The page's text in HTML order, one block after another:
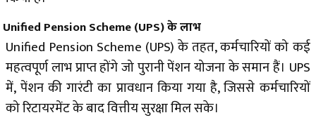
Unified Pension Scheme (UPS) के लाभ
Unified Pension Scheme (UPS) के तहत, कर्मचारियों को कई
महत्वपूर्ण लाभ प्राप्त होंगे जो पुरानी पेंशन योजना के समान हैं। UPS
में, पेंशन की गारंटी का प्रावधान किया गया है, जिससे कर्मचारियों
को रिटायरमेंट के बाद वित्तीय सुरक्षा मिल सके।